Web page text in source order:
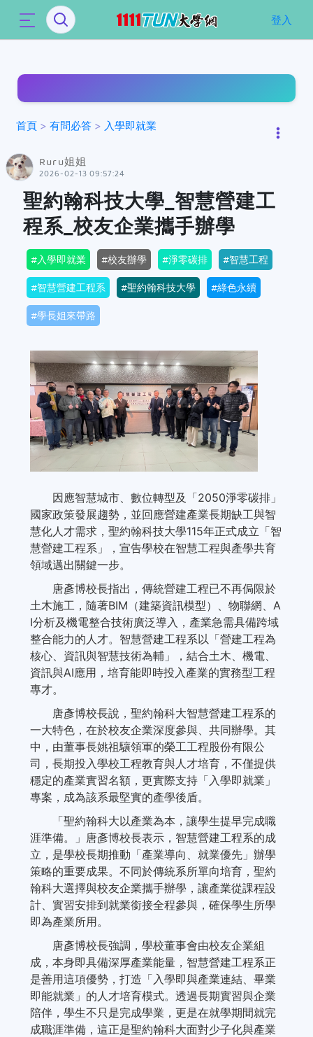
登入
首頁 > 有問必答 > 入學即就業
Ruru姐姐
2026-02-13 09:57:24
聖約翰科技大學_智慧營建工
程系_校友企業攜手辦學
入學即就業 校友辦學 淨零碳排
智慧工程
智慧營建工程系
聖約翰科技大學
綠色永續
學長姐來帶路
因應智慧城市、數位轉型及「2050淨零碳排」
國家政策發展趨勢，並回應營建產業長期缺工與智
慧化人才需求，聖約翰科技大學115年正式成立「智
慧營建工程系」，宣告學校在智慧工程與產學共育
領域邁出關鍵一步。
唐彥博校長指出，傳統營建工程已不再侷限於
土木施工，隨著BIM（建築資訊模型）、物聯網、A
I分析及機電整合技術廣泛導入，產業急需具備跨域
整合能力的人才。智慧營建工程系以「營建工程為
核心、資訊與智慧技術為輔」，結合土木、機電、
資訊與AI應用，培育能即時投入產業的實務型工程
專才。
唐彥博校長說，聖約翰科大智慧營建工程系的
一大特色，在於校友企業深度參與、共同辦學。其
中，由董事長姚祖驤領軍的榮工工程股份有限公
司，長期投入學校工程教育與人才培育，不僅提供
穩定的產業實習名額，更實際支持「入學即就業」
專案，成為該系最堅實的產學後盾。
「聖約翰科大以產業為本，讓學生提早完成職
涯準備。」唐彥博校長表示，智慧營建工程系的成
立，是學校長期推動「產業導向、就業優先」辦學
策略的重要成果。不同於傳統系所單向培育，聖約
翰科大選擇與校友企業攜手辦學，讓產業從課程設
計、實習安排到就業銜接全程參與，確保學生所學
即為產業所用。
唐彥博校長強調，學校董事會由校友企業組
成，本身即具備深厚產業能量，智慧營建工程系正
是善用這項優勢，打造「入學即與產業連結、畢業
即能就業」的人才培育模式。透過長期實習與企業
陪伴，學生不只是完成學業，更是在就學期間就完
成職涯準備，這正是聖約翰科大面對少子化與產業